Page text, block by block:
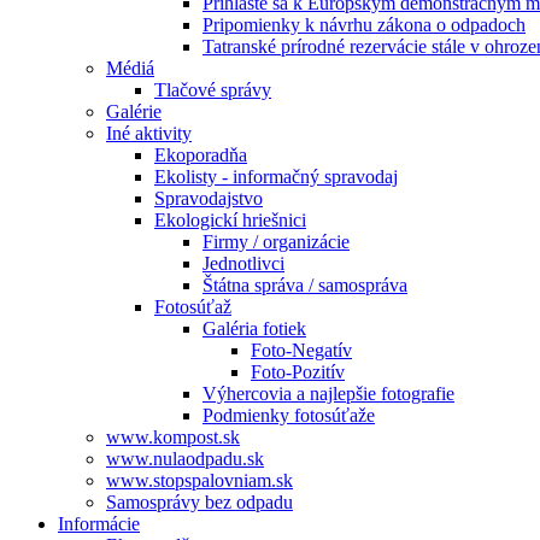
Pripomienky k návrhu zákona o odpadoch
Tatranské prírodné rezervácie stále v
Médiá
Tlačové správy
Galérie
Iné aktivity
Ekoporadňa
Ekolisty - informačný spravodaj
Spravodajstvo
Ekologickí hriešnici
Firmy / organizácie
Jednotlivci
Štátna správa / samospráva
Fotosúťaž
Galéria fotiek
Foto-Negatív
Foto-Pozitív
Výhercovia a najlepšie fotografie
Podmienky fotosúťaže
www.kompost.sk
www.nulaodpadu.sk
www.stopspalovniam.sk
Samosprávy bez odpadu
Informácie